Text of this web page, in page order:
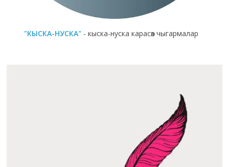
"КЫСКА-НУСКА" - кыска-нуска карасөз чыгармалар